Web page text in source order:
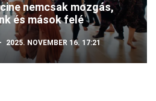
nemcsak mozgás,
és mások felé
2025. NOVEMBER 16. 17:21